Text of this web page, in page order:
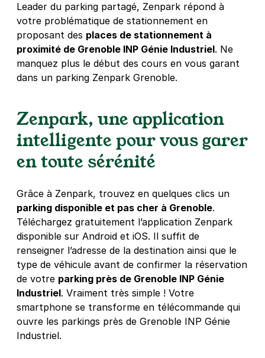
13 rue Bévière
38000Grenoble
4,4(69 avis)
Réserver
Grenoble - Les Choucas - quai Paul
Louis Merlin
5 rue Charles Berthier
4,6
1 €/heure ,11 €/jour,47 €/semaine(tarifs dégressifs)
Réserver
+ Abonnements disponibles
Grenoble - Les Choucas - Charles
Berthier
13 rue Charles Berthier
38000Grenoble
Leader du parking partagé, Zenpark répond à
votre problématique de stationnement en
proposant des places de stationnement à
proximité de Grenoble INP Génie Industriel. Ne
manquez plus le début des cours en vous garant
dans un parking Zenpark Grenoble.
Zenpark, une application
intelligente pour vous garer
en toute sérénité
Grâce à Zenpark, trouvez en quelques clics un
parking disponible et pas cher à Grenoble.
Téléchargez gratuitement l’application Zenpark
disponible sur Android et iOS. Il suffit de
renseigner l’adresse de la destination ainsi que le
type de véhicule avant de confirmer la réservation
de votre parking près de Grenoble INP Génie
Industriel. Vraiment très simple ! Votre
smartphone se transforme en télécommande qui
ouvre les parkings près de Grenoble INP Génie
Industriel.